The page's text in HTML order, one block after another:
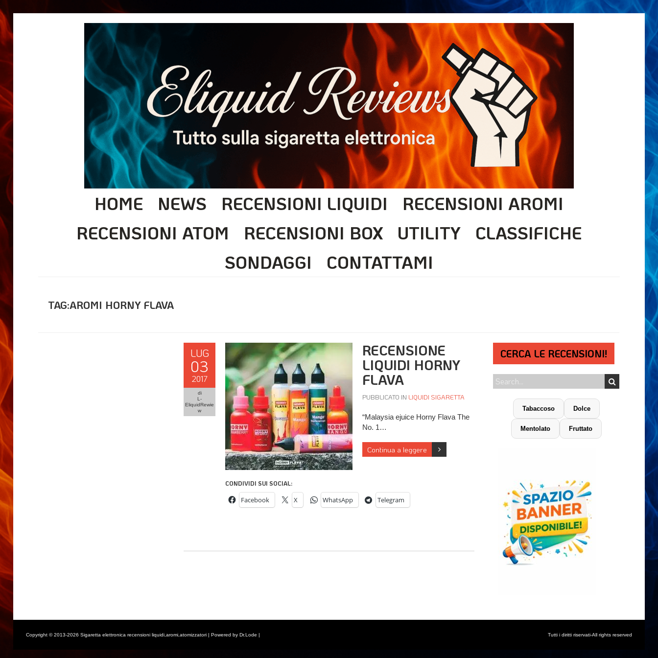
HOME NEWS RECENSIONI LIQUIDI
RECENSIONI AROMI
RECENSIONI ATOM
RECENSIONI BOX UTILITY
CLASSIFICHE
SONDAGGI
CONTATTAMI
TAG:AROMI HORNY FLAVA
LUG
03
2017
di
L-
EliquidRewie
w
RECENSIONE
LIQUIDI HORNY
FLAVA
PUBBLICATO IN LIQUIDI SIGARETTA
“Malaysia ejuice Horny Flava The
No. 1…
Continua a leggere
CONDIVIDI SUI SOCIAL:
Facebook X WhatsApp Telegram
CERCA LE RECENSIONI!
Tabaccoso Dolce
Mentolato Fruttato
Copyright © 2013-2026 Sigaretta elettronica recensioni liquidi,aromi,atomizzatori | Powered by Dr.Lode | Tutti i diritti riservati-All rights reserved